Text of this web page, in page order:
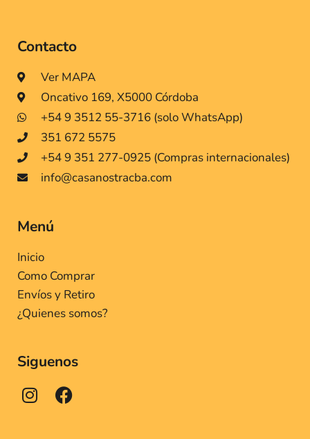
Contacto
Ver MAPA
Oncativo 169, X5000 Córdoba
+54 9 3512 55-3716 (solo WhatsApp)
351 672 5575
+54 9 351 277-0925 (Compras internacionales)
info@casanostracba.com
Menú
Inicio
Como Comprar
Envíos y Retiro
¿Quienes somos?
Siguenos